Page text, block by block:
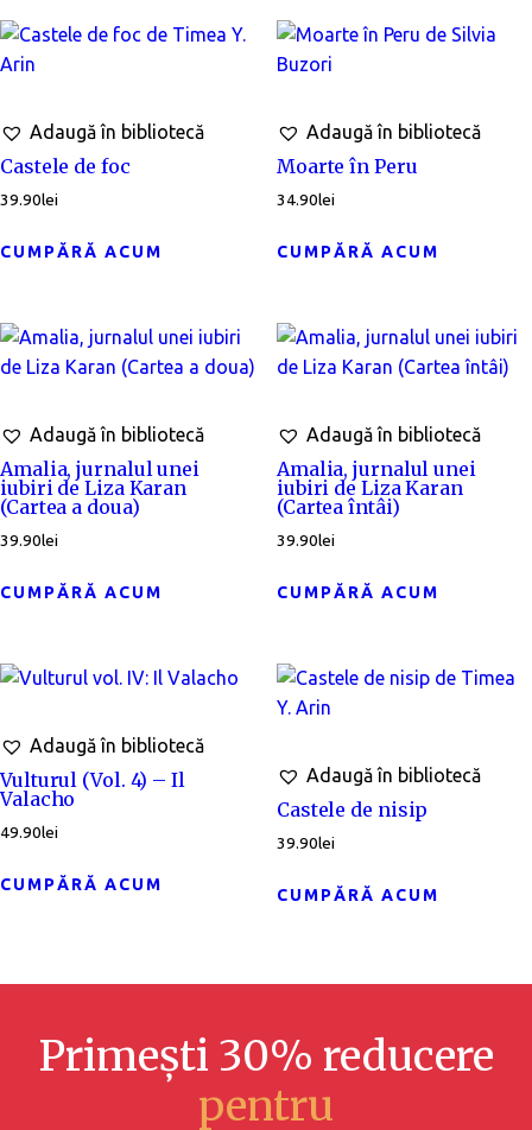
Adaugă în bibliotecă
Castele de foc
39.90lei
CUMPĂRĂ ACUM
Adaugă în bibliotecă
Moarte în Peru
34.90lei
CUMPĂRĂ ACUM
Adaugă în bibliotecă
Amalia, jurnalul unei
iubiri de Liza Karan
(Cartea a doua)
39.90lei
CUMPĂRĂ ACUM
Adaugă în bibliotecă
Amalia, jurnalul unei
iubiri de Liza Karan
(Cartea întâi)
39.90lei
CUMPĂRĂ ACUM
Adaugă în bibliotecă
Vulturul (Vol. 4) – Il
Valacho
49.90lei
CUMPĂRĂ ACUM
Adaugă în bibliotecă
Castele de nisip
39.90lei
CUMPĂRĂ ACUM
Primești 30% reducere
pentru co